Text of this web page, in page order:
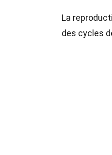
La
des cycles